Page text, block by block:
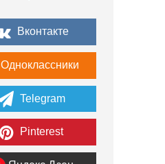
Вконтакте
Одноклассники
Telegram
Pinterest